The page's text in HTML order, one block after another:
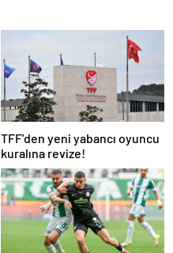
TFF’den yeni yabancı oyuncu
kuralına revize!